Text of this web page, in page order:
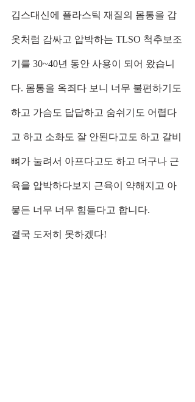
깁스대신에 플라스틱 재질의 몸통을 갑
옷처럼 감싸고 압박하는 TLSO 척추보조
기를 30~40년 동안 사용이 되어 왔습니
다. 몸통을 옥죄다 보니 너무 불편하기도
하고 가슴도 답답하고 숨쉬기도 어렵다
고 하고 소화도 잘 안된다고도 하고 갈비
뼈가 눌려서 아프다고도 하고 더구나 근
육을 압박하다보지 근육이 약해지고 아
뭏든 너무 너무 힘들다고 합니다.
결국 도저히 못하겠다!